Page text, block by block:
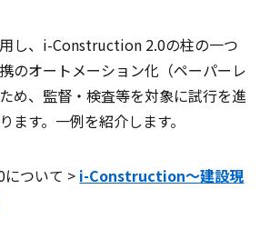
し、i-Construction 2.0の柱の一つ
のオートメーション化（ペーパーレ
め、監督・検査等を対象に試行を進
ます。一例を紹介します。
ついて > i-Construction〜建設現